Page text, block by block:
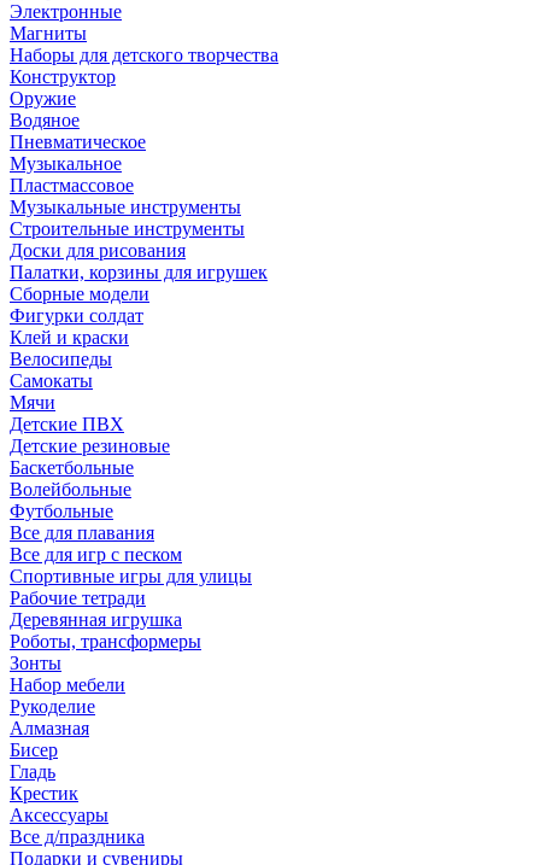
Электронные
Магниты
Наборы для детского творчества
Конструктор
Оружие
Водяное
Пневматическое
Музыкальное
Пластмассовое
Музыкальные инструменты
Строительные инструменты
Доски для рисования
Палатки, корзины для игрушек
Сборные модели
Фигурки солдат
Клей и краски
Велосипеды
Самокаты
Мячи
Детские ПВХ
Детские резиновые
Баскетбольные
Волейбольные
Футбольные
Все для плавания
Все для игр с песком
Спортивные игры для улицы
Рабочие тетради
Деревянная игрушка
Роботы, трансформеры
Зонты
Набор мебели
Рукоделие
Алмазная
Бисер
Гладь
Крестик
Аксессуары
Все д/праздника
Подарки и сувениры